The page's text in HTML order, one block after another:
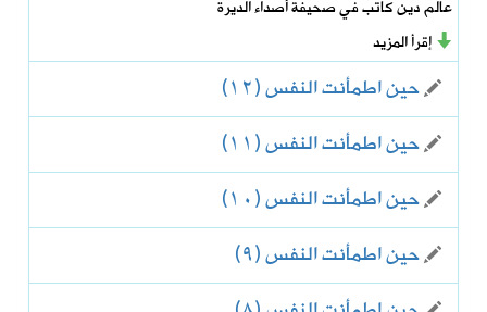
عالم دين كاتب في صحيفة أصداء الديرة
إقرأ المزيد
حين اطمأنت النفس (١٢)
حين اطمأنت النفس (١١)
حين اطمأنت النفس (١٠)
حين اطمأنت النفس (٩)